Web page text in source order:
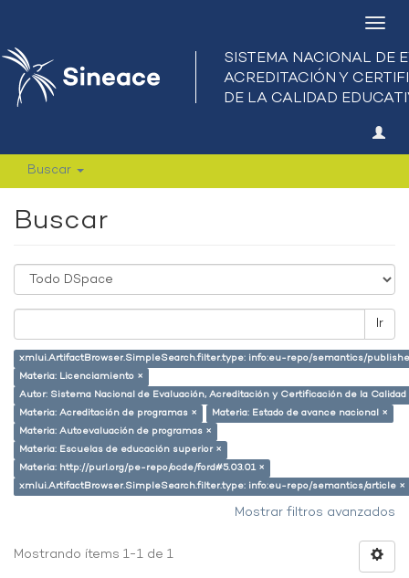
Buscar
Buscar
Ir
xmlui.ArtifactBrowser.SimpleSearch.filter.type: info:eu-repo/semantics/
Materia: Licenciamiento ×
Autor: Sistema Nacional de Evaluación, Acreditación y Certificación de la
Materia: Acreditación de programas ×
Materia: Estado de avance nacional ×
Materia: Autoevaluación de programas ×
Materia: Escuelas de educación superior ×
Materia: http://purl.org/pe-repo/ocde/ford#5.03.01 ×
xmlui.ArtifactBrowser.SimpleSearch.filter.type: info:eu-repo/semantics/article ×
Mostrar filtros avanzados
Mostrando ítems 1-1 de 1